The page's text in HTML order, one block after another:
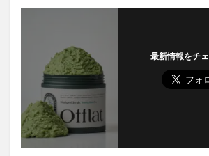
最新情報をチ